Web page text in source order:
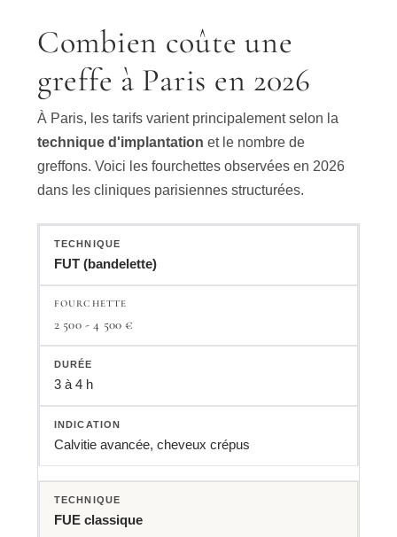
Combien coûte une
greffe à Paris en 2026
À Paris, les tarifs varient principalement selon la
technique d'implantation et le nombre de
greffons. Voici les fourchettes observées en 2026
dans les cliniques parisiennes structurées.
FUT (bandelette)
2 500 - 4 500 €
3 à 4 h
Calvitie avancée, cheveux crépus
FUE classique